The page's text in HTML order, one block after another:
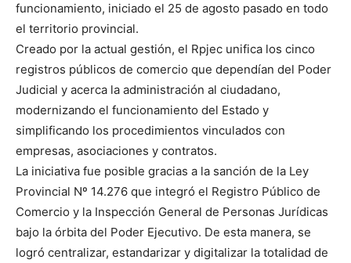
funcionamiento, iniciado el 25 de agosto pasado en todo
el territorio provincial.
Creado por la actual gestión, el Rpjec unifica los cinco
registros públicos de comercio que dependían del Poder
Judicial y acerca la administración al ciudadano,
modernizando el funcionamiento del Estado y
simplificando los procedimientos vinculados con
empresas, asociaciones y contratos.
La iniciativa fue posible gracias a la sanción de la Ley
Provincial Nº 14.276 que integró el Registro Público de
Comercio y la Inspección General de Personas Jurídicas
bajo la órbita del Poder Ejecutivo. De esta manera, se
logró centralizar, estandarizar y digitalizar la totalidad de